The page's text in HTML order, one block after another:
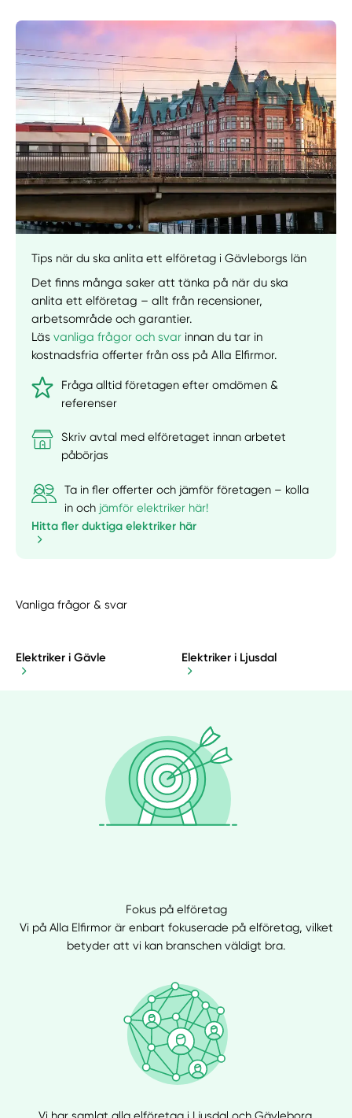
Manuellt Få hjälp
Välj tillvägagångssätt
Tips när du ska anlita ett elföretag i Gävleborgs län
Det finns många saker att tänka på när du ska
anlita ett elföretag – allt från recensioner,
arbetsområde och garantier.
Läsvanliga frågor och svar innan du tar in
kostnadsfria offerter från oss på Alla Elfirmor.
Fråga alltid företagen efter omdömen &
referenser
Skriv avtal med elföretaget innan arbetet
påbörjas
Ta in fler offerter och jämför företagen – kolla
in och jämför elektriker här!
Hitta fler duktiga elektriker här
Vanliga frågor & svar
Elektriker i Gävle Elektriker i Ljusdal
Fokus på elföretag
Vi på Alla Elfirmor är enbart fokuserade på elföretag, vilket
betyder att vi kan branschen väldigt bra.